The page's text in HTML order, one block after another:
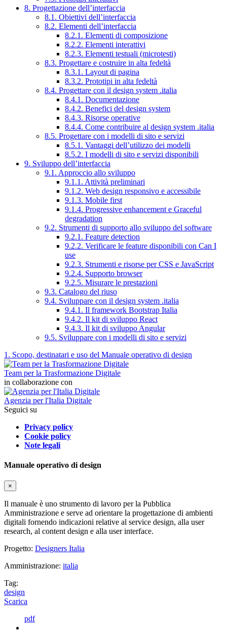
8. Progettazione dell’interfaccia
8.1. Obiettivi dell’interfaccia
8.2. Elementi dell’interfaccia
8.2.1. Elementi di composizione
8.2.2. Elementi interattivi
8.2.3. Elementi testuali (microtesti)
8.3. Progettare e costruire in alta fedeltà
8.3.1. Layout di pagina
8.3.2. Prototipi in alta fedeltà
8.4. Progettare con il design system .italia
8.4.1. Documentazione
8.4.2. Benefici del design system
8.4.3. Risorse operative
8.4.4. Come contribuire al design system .italia
8.5. Progettare con i modelli di sito e servizi
8.5.1. Vantaggi dell’utilizzo dei modelli
8.5.2. I modelli di sito e servizi disponibili
9. Sviluppo dell’interfaccia
9.1. Approccio allo sviluppo
9.1.1. Attività preliminari
9.1.2. Web design responsivo e accessibile
9.1.3. Mobile first
9.1.4. Progressive enhancement e Graceful
degradation
9.2. Strumenti di supporto allo sviluppo del software
9.2.1. Feature detection
9.2.2. Verificare le feature disponibili con Can I
use
9.2.3. Strumenti e risorse per CSS e JavaScript
9.2.4. Supporto browser
9.2.5. Misurare le prestazioni
9.3. Catalogo del riuso
9.4. Sviluppare con il design system .italia
9.4.1. Il framework Bootstrap Italia
9.4.2. Il kit di sviluppo React
9.4.3. Il kit di sviluppo Angular
9.5. Sviluppare con i modelli di sito e servizi
1. Scopo, destinatari e uso del Manuale operativo di design
Team per la Trasformazione Digitale
in collaborazione con
Agenzia per l'Italia Digitale
Seguici su
Privacy policy
Cookie policy
Note legali
Manuale operativo di design
×
Il manuale è uno strumento di lavoro per la Pubblica
Amministrazione e serve ad orientare la progettazione di ambienti
digitali fornendo indicazioni relative al service design, alla user
research, al content design e alla user interface.
Progetto: Designers Italia
Amministrazione: italia
Tag:
design
Scarica
pdf